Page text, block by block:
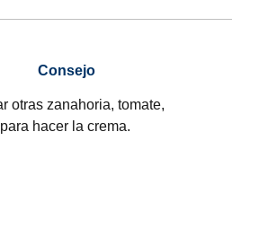
Consejo
otras zanahoria, tomate,
hacer la crema.